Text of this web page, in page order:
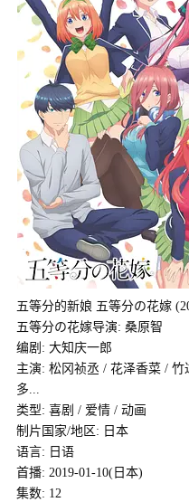
五等分的新娘 五等分の花嫁
五等分の花嫁导演: 桑原智
编剧: 大知庆一郎
主演: 松冈祯丞 / 花泽香菜 /
多...
类型: 喜剧 / 爱情 / 动画
制片国家/地区: 日本
语言: 日语
首播: 2019-01-10(日本)
集数: 12